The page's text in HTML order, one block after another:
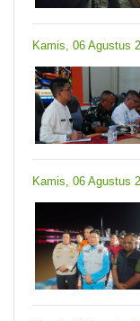
Kamis, 06 Agustus
Kamis, 06 Agustus